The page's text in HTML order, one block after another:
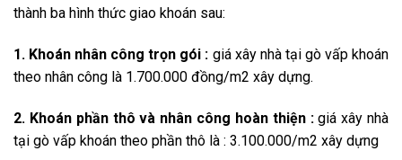
thành ba hình thức giao khoán sau:
1. Khoán nhân công trọn gói : giá xây nhà tại gò vấp khoán
theo nhân công là 1.700.000 đồng/m2 xây dựng.
2. Khoán phần thô và nhân công hoàn thiện :giá xây nhà
tại gò vấp khoán theo phần thô là : 3.100.000/m2 xây dựng